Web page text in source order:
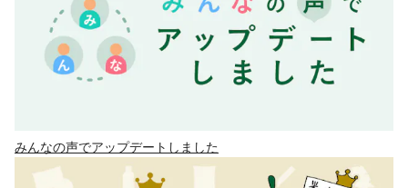
みんなの声でアップデートしました